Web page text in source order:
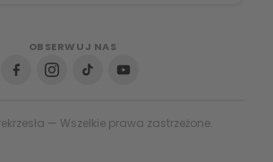
OBSERWUJ NAS
— Wszelkie prawa zastrzeżone.